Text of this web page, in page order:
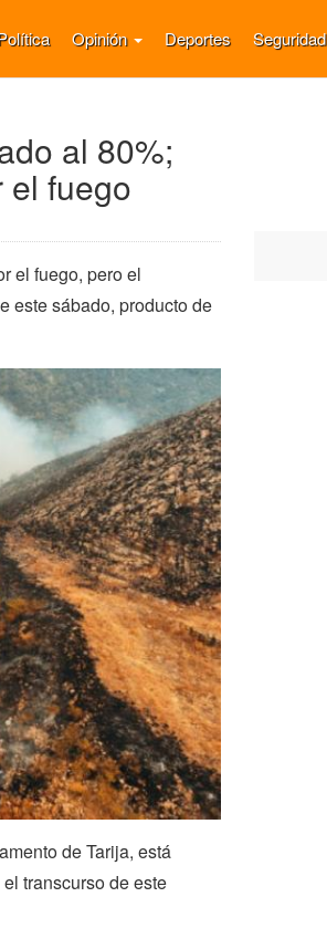
Opinión Deportes Seguridad
al 80%;
el fuego
el fuego, pero el
este sábado, producto de
de Tarija, está
transcurso de este